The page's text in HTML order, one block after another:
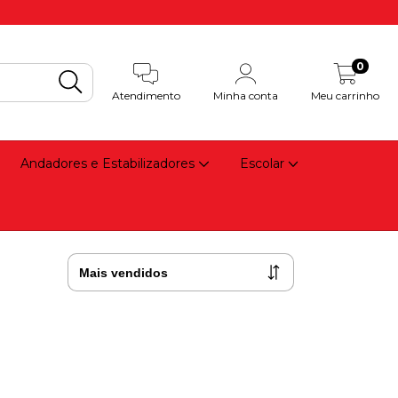
Atendimento Minha conta Meu carrinho
0
Andadores e Estabilizadores Escolar